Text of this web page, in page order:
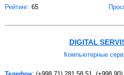
Рейтинг: 65
DIGITAL
Компьютерные